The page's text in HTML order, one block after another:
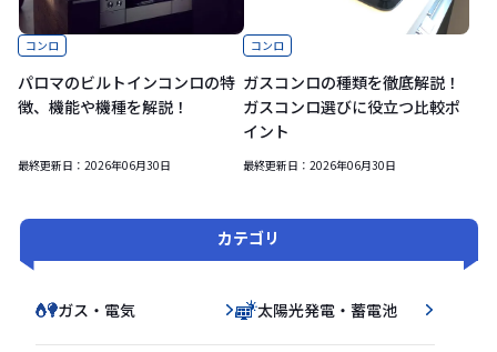
コンロ
パロマのビルトインコンロの特
徴、機能や機種を解説！
最終更新日： 2026年06月30日
コンロ
ガスコンロの種類を徹底解説！
ガスコンロ選びに役立つ比較ポ
イント
最終更新日： 2026年06月30日
カテゴリ
ガス・電気 太陽光発電・蓄電池